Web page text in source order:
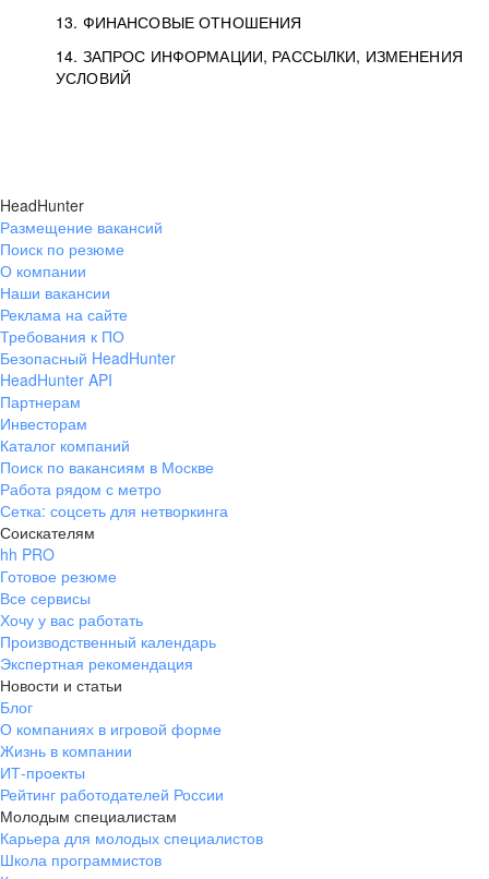
13. ФИНАНСОВЫЕ ОТНОШЕНИЯ
14. ЗАПРОС ИНФОРМАЦИИ, РАССЫЛКИ, ИЗМЕНЕНИЯ
УСЛОВИЙ
HeadHunter
Размещение вакансий
Поиск по резюме
О компании
Наши вакансии
Реклама на сайте
Требования к ПО
Безопасный HeadHunter
HeadHunter API
Партнерам
Инвесторам
Каталог компаний
Поиск по вакансиям в Москве
Работа рядом с метро
Сетка: соцсеть для нетворкинга
Соискателям
hh PRO
Готовое резюме
Все сервисы
Хочу у вас работать
Производственный календарь
Экспертная рекомендация
Новости и статьи
Блог
О компаниях в игровой форме
Жизнь в компании
ИТ-проекты
Рейтинг работодателей России
Молодым специалистам
Карьера для молодых специалистов
Школа программистов